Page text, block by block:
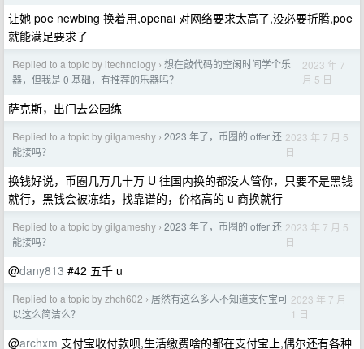
让她 poe newbing 换着用,openai 对网络要求太高了,没必要折腾,poe
就能满足要求了
Replied to a topic by itechnology › 想在敲代码的空闲时间学个乐
器，但我是 0 基础，有推荐的乐器吗？
2023 年 7
月 5 日
萨克斯，出门去公园练
Replied to a topic by gilgameshy › 2023 年了，币圈的 offer 还
能接吗？
2023 年 7 月 5
日
换钱好说，币圈几万几十万 U 往国内换的都没人管你，只要不是黑钱
就行，黑钱会被冻结，找靠谱的，价格高的 u 商换就行
Replied to a topic by gilgameshy › 2023 年了，币圈的 offer 还
能接吗？
2023 年 7 月 5
日
@dany813 #42 五千 u
Replied to a topic by zhch602 › 居然有这么多人不知道支付宝可
以这么简洁么？
2023 年 7 月
1 日
@archxm 支付宝收付款呗,生活缴费啥的都在支付宝上,偶尔还有各种